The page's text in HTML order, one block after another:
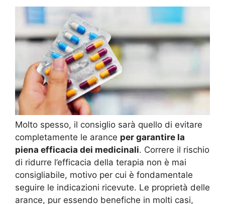
Molto spesso, il consiglio sarà quello di evitare
completamente le arance per garantire la
piena efficacia dei medicinali. Correre il rischio
di ridurre l’efficacia della terapia non è mai
consigliabile, motivo per cui è fondamentale
seguire le indicazioni ricevute. Le proprietà delle
arance, pur essendo benefiche in molti casi,